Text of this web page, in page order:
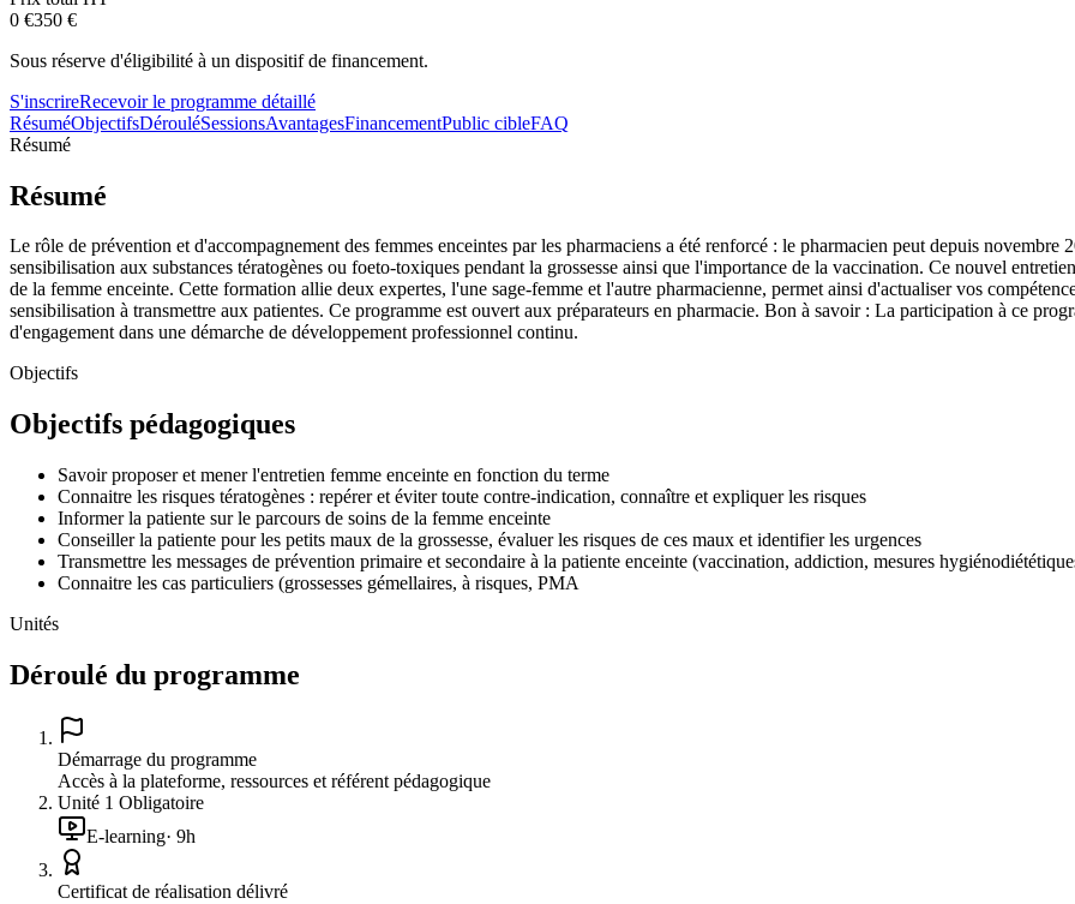
0 €350 €
Sous réserve d'éligibilité à un dispositif de financement.
S'inscrireRecevoir le programme détaillé
RésuméObjectifsDérouléSessionsAvantagesFinancementPublic cibleFAQ
Résumé
Résumé
Le rôle de prévention et d'accompagnement des femmes enceintes par les pharmaciens a été renforcé : le pharmacien peut depuis novembre
sensibilisation aux substances tératogènes ou foeto-toxiques pendant la grossesse ainsi que l'importance de la vaccination. Ce nouvel
de la femme enceinte. Cette formation allie deux expertes, l'une sage-femme et l'autre pharmacienne, permet ainsi d'actualiser vos
sensibilisation à transmettre aux patientes. Ce programme est ouvert aux préparateurs en pharmacie. Bon à savoir : La participation à ce
d'engagement dans une démarche de développement professionnel continu.
Objectifs
Objectifs pédagogiques
Savoir proposer et mener l'entretien femme enceinte en fonction du terme
Connaitre les risques tératogènes : repérer et éviter toute contre-indication, connaître et expliquer les risques
Informer la patiente sur le parcours de soins de la femme enceinte
Conseiller la patiente pour les petits maux de la grossesse, évaluer les risques de ces maux et identifier les urgences
Transmettre les messages de prévention primaire et secondaire à la patiente enceinte (vaccination, addiction, mesures
Connaitre les cas particuliers (grossesses gémellaires, à risques, PMA
Unités
Déroulé du programme
Démarrage du programme
Accès à la plateforme, ressources et référent pédagogique
Unité 1 Obligatoire
E-learning· 9h
Certificat de réalisation délivré